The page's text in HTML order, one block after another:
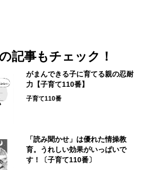
記事もチェック！
がまんできる子に育てる親の忍耐
力【子育て110番】
子育て110番
「読み聞かせ」は優れた情操教
育。うれしい効果がいっぱいで
す！〔子育て110番〕